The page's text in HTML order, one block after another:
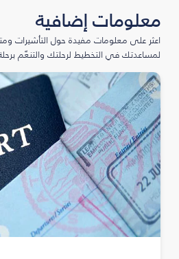
معلومات إضافية
اعثر على معلومات مفيدة حول التأشيرات
لمساعدتك في التخطيط لرحلتك والتنعّم